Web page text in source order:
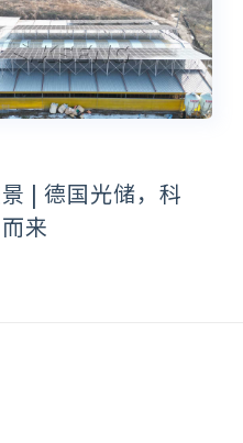
景 | 德国光储，科
来